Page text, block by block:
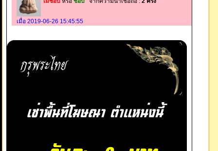
เมื่อ 2019-06-26 15:45:55